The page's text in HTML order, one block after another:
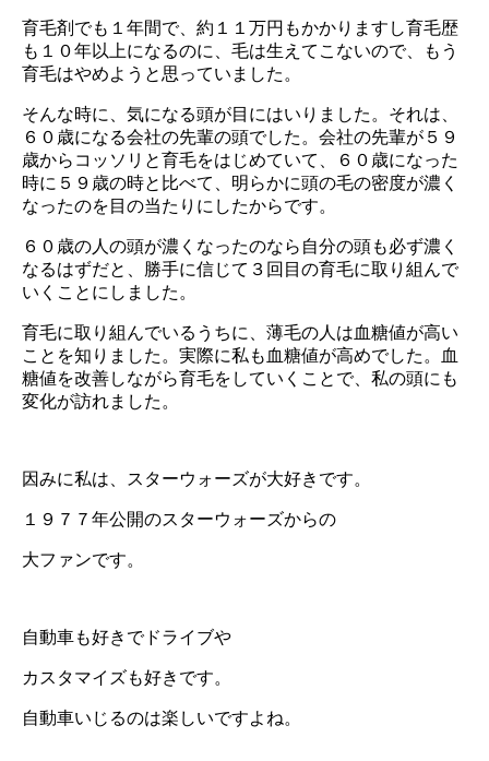
育毛剤でも１年間で、約１１万円もかかりますし育毛歴
も１０年以上になるのに、毛は生えてこないので、もう
育毛はやめようと思っていました。
そんな時に、気になる頭が目にはいりました。それは、
６０歳になる会社の先輩の頭でした。会社の先輩が５９
歳からコッソリと育毛をはじめていて、６０歳になった
時に５９歳の時と比べて、明らかに頭の毛の密度が濃く
なったのを目の当たりにしたからです。
６０歳の人の頭が濃くなったのなら自分の頭も必ず濃く
なるはずだと、勝手に信じて３回目の育毛に取り組んで
いくことにしました。
育毛に取り組んでいるうちに、薄毛の人は血糖値が高い
ことを知りました。実際に私も血糖値が高めでした。血
糖値を改善しながら育毛をしていくことで、私の頭にも
変化が訪れました。
因みに私は、スターウォーズが大好きです。
１９７７年公開のスターウォーズからの
大ファンです。
自動車も好きでドライブや
カスタマイズも好きです。
自動車いじるのは楽しいですよね。